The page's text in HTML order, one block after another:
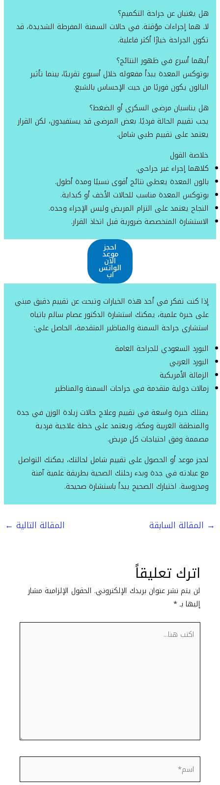
هل يغنيان عن جراحة التكميم؟
لا. هما إجراءات مؤقتة. في حالات السمنة المفرطة الشديدة، قد
تكون الجراحة خيارًا أكثر فاعلية.
أيهما أسرع في ظهور النتائج؟
بوتوكس المعدة يبدأ مفعوله خلال أسبوع تقريبًا، بينما تأثير
البالون يكون فوريًا من حيث الإحساس بالشبع.
هل يناسبان مرضى السكري أو الضغط؟
يجب تقييم الحالة فرديًا. بعض المرضى قد يستفيدون، لكن القرار
يعتمد على تقييم طبي شامل.
خلاصة القول
كلاهما إجراء غير جراحي.
بالون المعدة يعطي نتائج أقوى نسبيًا ومدة أطول.
بوتوكس المعدة مناسب للحالات الأخف أو كبداية.
النجاح يعتمد على التزام المريض وليس الإجراء وحده.
الاستشارة المتخصصة ضرورية قبل اتخاذ القرار.
احجز
موعد
الآن
الواتس
اب
إذا كنت تفكر في أحد هذه الخيارات وتبحث عن تقييم دقيق مبني
على خبرة علمية، يمكنك استشارة الدكتور عصام سالم باتياه
استشاري جراحة السمنة والمناظير المتقدمة، الحاصل على:
البورد السعودي للجراحة العامة
البورد العربي
الزمالة الأمريكية
زمالات دولية متقدمة في جراحات السمنة والمناظير
يمتلك خبرة واسعة في تقييم وعلاج حالات زيادة الوزن في جدة
والمنطقة الغربية ومكة، ويعتمد على خطة علاجية فردية
مصممة وفق احتياجات كل مريض.
لحجز موعد أو الحصول على تقييم شامل لحالتك، يمكنك التواصل
مع عيادته في جدة وبدء رحلتك الصحية بطريقة علمية آمنة
ومدروسة. اختيارك الصحيح يبدأ باستشارة صحيحة.
→ المقالة السابقة المقالة التالية ←
اترك تعليقاً
لن يتم نشر عنوان بريدك الإلكتروني. الحقول الإلزامية مشار
إليها بـ*
اكتب
هنا...